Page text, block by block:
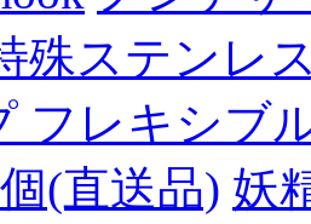
殊ステンレ
フレキシブ
(直送品) 妖